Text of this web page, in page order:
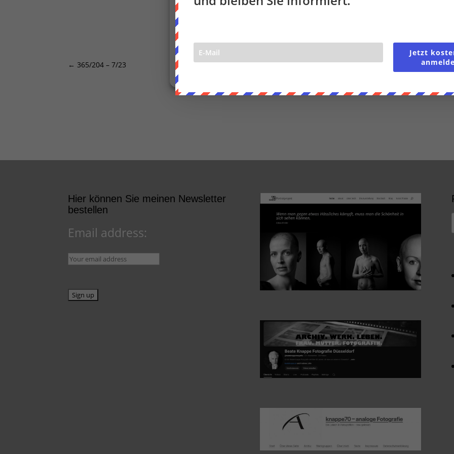
Cookies akzeptieren Nur funktionale Cookies
Impressum
← 365/204 – 7/23
Hier können Sie meinen Newsletter
bestellen
Email address:
Jetzt